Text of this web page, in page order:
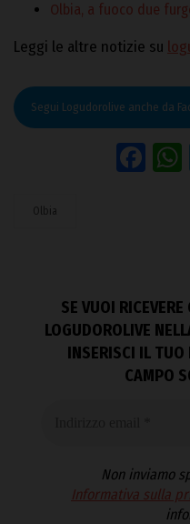
Olbia, a fuoco due
Leggi le altre notizie su
Segui Logudorolive anche da
Olbia
SE VUOI
LOGUDOROLIVE
INSERISCI IL
CAMPO
Non inviamo
Informativa sulla